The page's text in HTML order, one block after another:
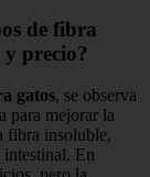
de fibra
precio?
gatos, se observa
para mejorar la
fibra insoluble,
En